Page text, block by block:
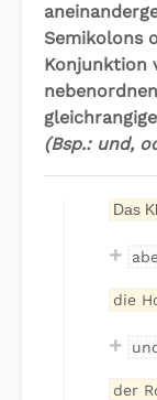
Semikolons
Konjunktion
(Bsp.: und,
Das
+
die
+
der